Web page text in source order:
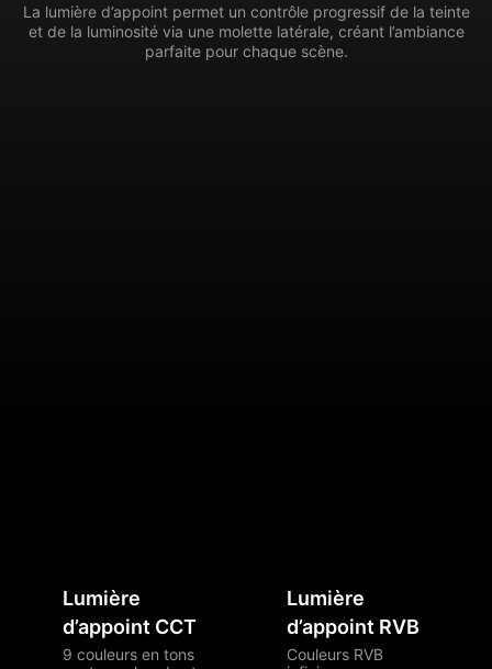
La lumière d’appoint permet un contrôle progressif de la teinte
et de la luminosité via une molette latérale, créant l’ambiance
parfaite pour chaque scène.
Lumière
d’appoint CCT
9 couleurs en tons
Lumière
d’appoint RVB
Couleurs RVB